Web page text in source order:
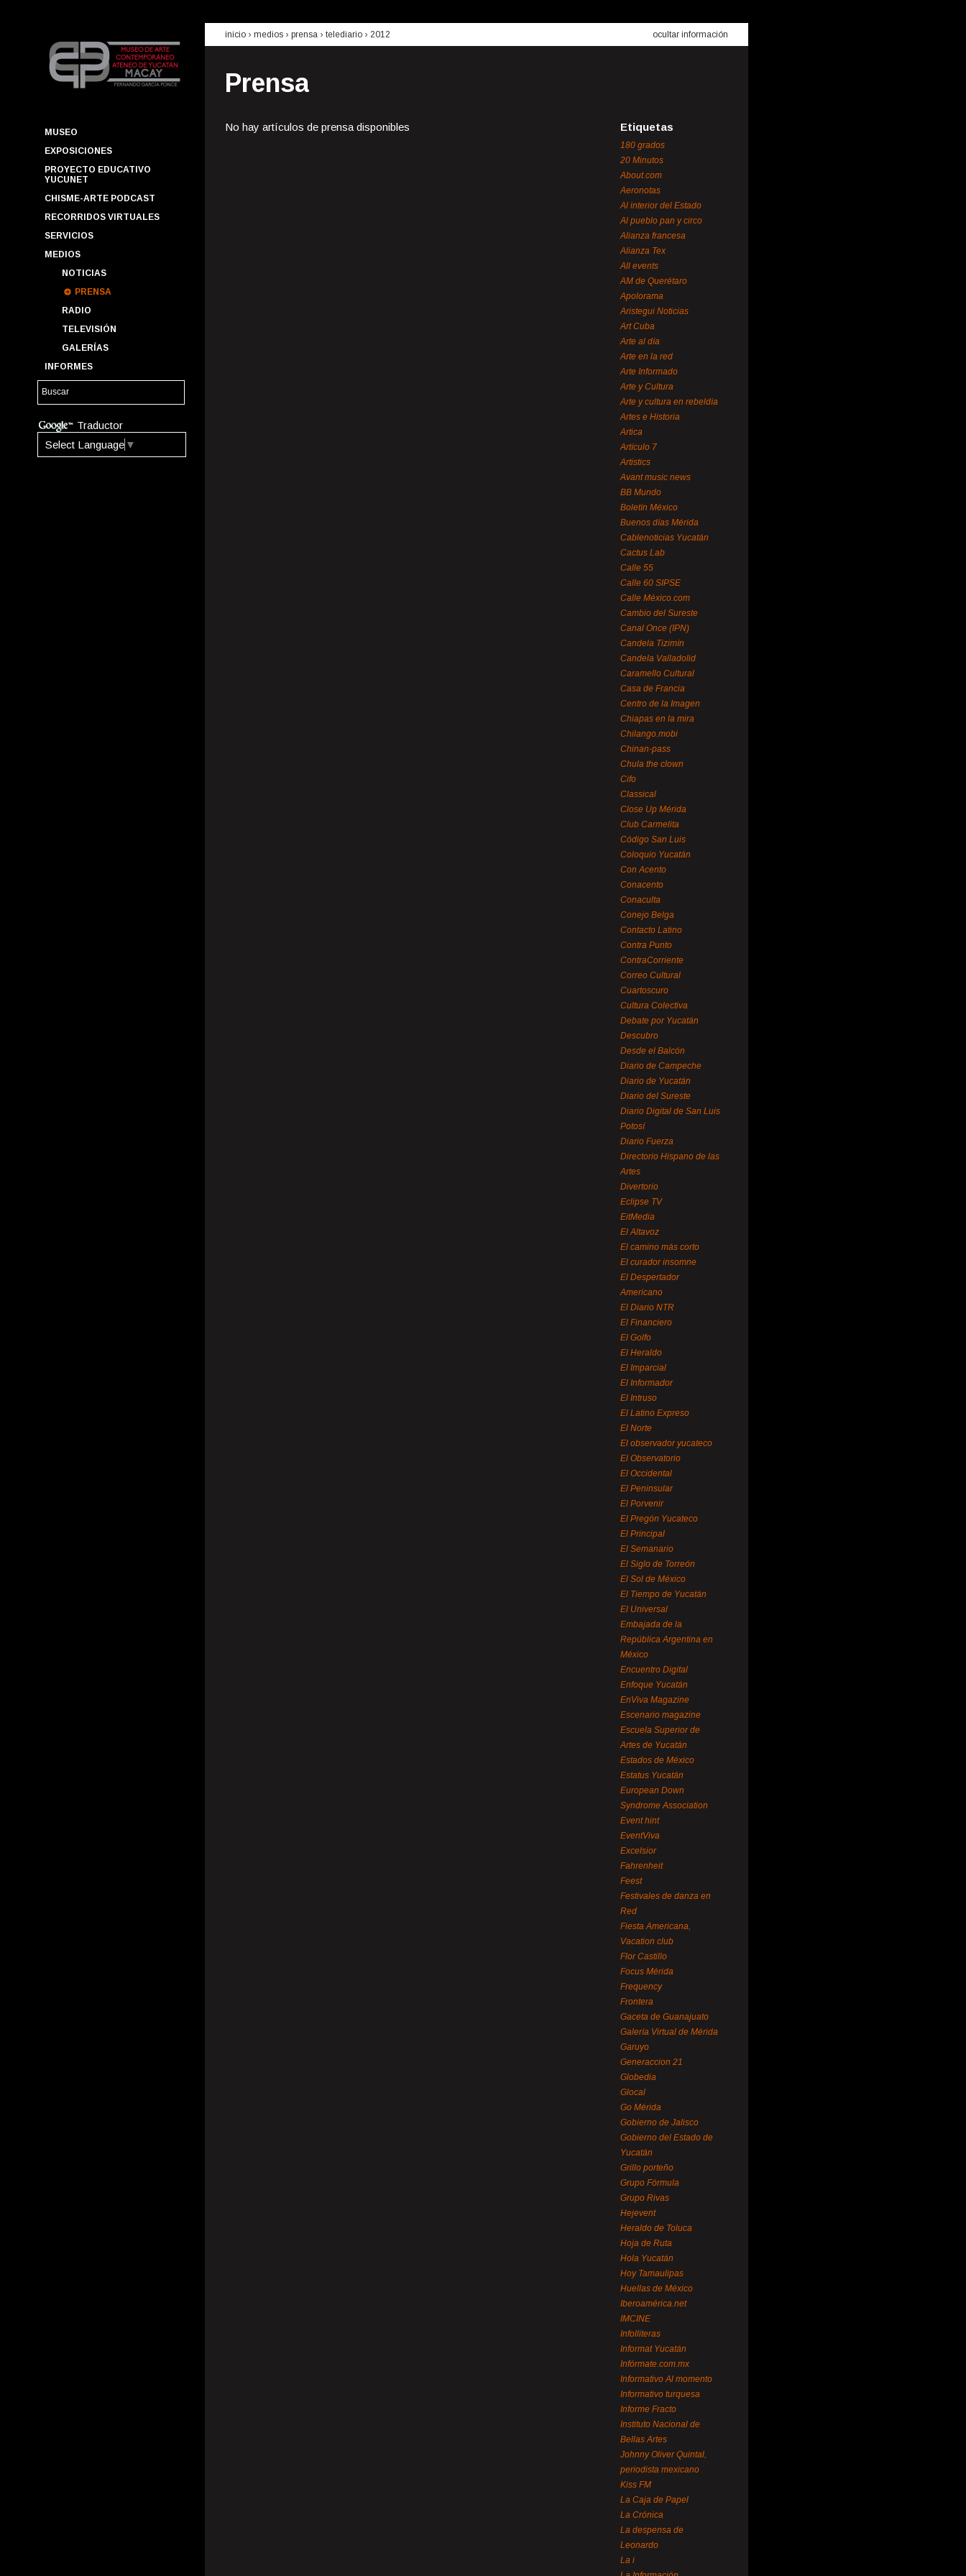
MUSEO
EXPOSICIONES
PROYECTO EDUCATIVO
YUCUNET
CHISME-ARTE PODCAST
RECORRIDOS VIRTUALES
SERVICIOS
MEDIOS
NOTICIAS
PRENSA
RADIO
TELEVISIÓN
GALERÍAS
INFORMES
Traductor
Select Language ▼
inicio › medios › prensa › telediario › 2012 ocultar información
Prensa
No hay artículos de prensa disponibles Etiquetas
180 grados
20 Minutos
About.com
Aeronotas
Al interior del Estado
Al pueblo pan y circo
Alianza francesa
Alianza Tex
All events
AM de Querétaro
Apolorama
Aristegui Noticias
Art Cuba
Arte al día
Arte en la red
Arte Informado
Arte y Cultura
Arte y cultura en rebeldía
Artes e Historia
Artica
Artículo 7
Artistics
Avant music news
BB Mundo
Boletín México
Buenos días Mérida
Cablenoticias Yucatán
Cactus Lab
Calle 55
Calle 60 SIPSE
Calle México.com
Cambio del Sureste
Canal Once (IPN)
Candela Tizimín
Candela Valladolid
Caramello Cultural
Casa de Francia
Centro de la Imagen
Chiapas en la mira
Chilango.mobi
Chinan-pass
Chula the clown
Cifo
Classical
Close Up Mérida
Club Carmelita
Código San Luis
Coloquio Yucatán
Con Acento
Conacento
Conaculta
Conejo Belga
Contacto Latino
Contra Punto
ContraCorriente
Correo Cultural
Cuartoscuro
Cultura Colectiva
Debate por Yucatán
Descubro
Desde el Balcón
Diario de Campeche
Diario de Yucatán
Diario del Sureste
Diario Digital de San Luis
Potosí
Diario Fuerza
Directorio Hispano de las
Artes
Divertorio
Eclipse TV
EitMedia
El Altavoz
El camino más corto
El curador insomne
El Despertador
Americano
El Diario NTR
El Financiero
El Golfo
El Heraldo
El Imparcial
El Informador
El Intruso
El Latino Expreso
El Norte
El observador yucateco
El Observatorio
El Occidental
El Peninsular
El Porvenir
El Pregón Yucateco
El Principal
El Semanario
El Siglo de Torreón
El Sol de México
El Tiempo de Yucatán
El Universal
Embajada de la
República Argentina en
México
Encuentro Digital
Enfoque Yucatán
EnViva Magazine
Escenario magazine
Escuela Superior de
Artes de Yucatán
Estados de México
Estatus Yucatán
European Down
Syndrome Association
Event hint
EventViva
Excelsior
Fahrenheit
Feest
Festivales de danza en
Red
Fiesta Americana,
Vacation club
Flor Castillo
Focus Mérida
Frequency
Frontera
Gaceta de Guanajuato
Galería Virtual de Mérida
Garuyo
Generaccion 21
Globedia
Glocal
Go Mérida
Gobierno de Jalisco
Gobierno del Estado de
Yucatán
Grillo porteño
Grupo Fórmula
Grupo Rivas
Hejevent
Heraldo de Toluca
Hoja de Ruta
Hola Yucatán
Hoy Tamaulipas
Huellas de México
Iberoamérica.net
IMCINE
Infolliteras
Informat Yucatán
Infórmate.com.mx
Informativo Al momento
Informativo turquesa
Informe Fracto
Instituto Nacional de
Bellas Artes
Johnny Oliver Quintal,
periodista mexicano
Kiss FM
La Caja de Papel
La Crónica
La despensa de
Leonardo
La i